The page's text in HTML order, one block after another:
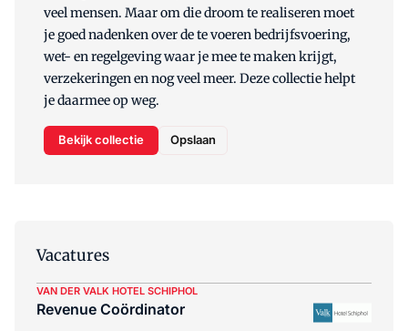
veel mensen. Maar om die droom te realiseren moet
je goed nadenken over de te voeren bedrijfsvoering,
wet- en regelgeving waar je mee te maken krijgt,
verzekeringen en nog veel meer. Deze collectie helpt
je daarmee op weg.
Bekijk collectie Opslaan
Vacatures
VAN DER VALK HOTEL SCHIPHOL
Revenue Coördinator